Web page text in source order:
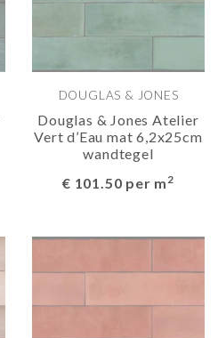
DOUGLAS & JONES
Douglas & Jones Atelier
Vert d’Eau mat 6,2x25cm
wandtegel
€ 101.50 per m2